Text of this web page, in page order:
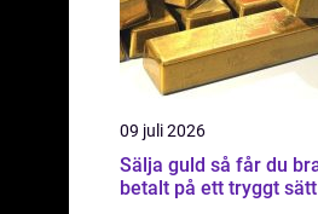
09 juli 2026
Sälja guld så får du bra
betalt på ett tryggt sätt